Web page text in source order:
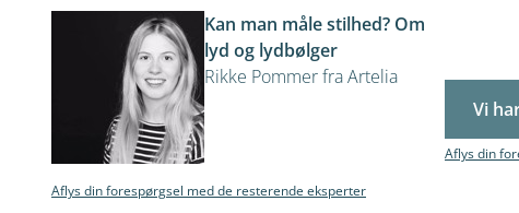
Kan man måle stilhed? Om
lyd og lydbølger
Rikke Pommer fra Artelia
Vi
Aflys din
Aflys din forespørgsel med de resterende eksperter